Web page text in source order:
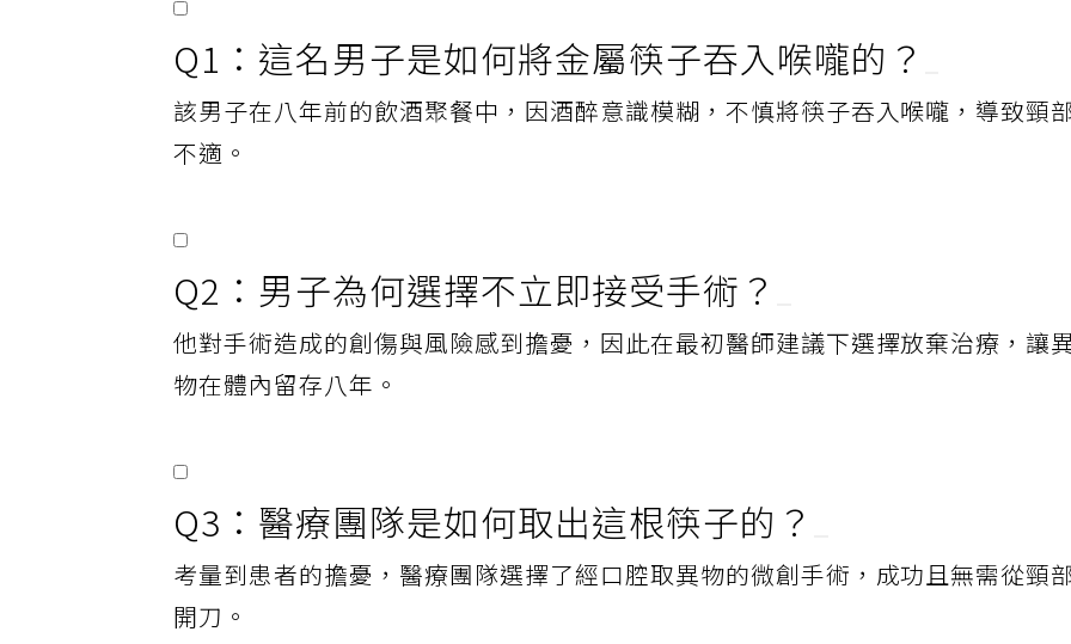
Q1：這名男子是如何將金屬筷子吞入喉嚨的？
該男子在八年前的飲酒聚餐中，因酒醉意識模糊，不慎將筷子吞入喉嚨，導致頸部
不適。
Q2：男子為何選擇不立即接受手術？
他對手術造成的創傷與風險感到擔憂，因此在最初醫師建議下選擇放棄治療，讓
物在體內留存八年。
Q3：醫療團隊是如何取出這根筷子的？
考量到患者的擔憂，醫療團隊選擇了經口腔取異物的微創手術，成功且無需從頸部